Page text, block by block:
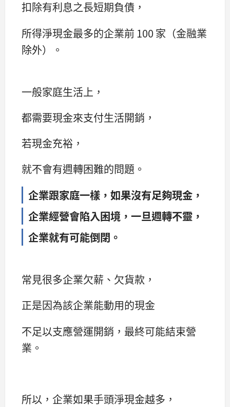
扣除有利息之長短期負債，
所得淨現金最多的企業前 100 家（金融業
除外）。
一般家庭生活上，
都需要現金來支付生活開銷，
若現金充裕，
就不會有週轉困難的問題。
企業跟家庭一樣，如果沒有足夠現金，
企業經營會陷入困境，一旦週轉不靈，
企業就有可能倒閉。
常見很多企業欠薪、欠貨款，
正是因為該企業能動用的現金
不足以支應營運開銷，最終可能結束營
業。
所以，企業如果手頭淨現金越多，